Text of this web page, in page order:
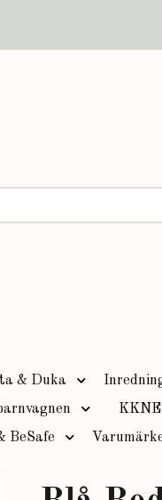
& Duka
BeSafe